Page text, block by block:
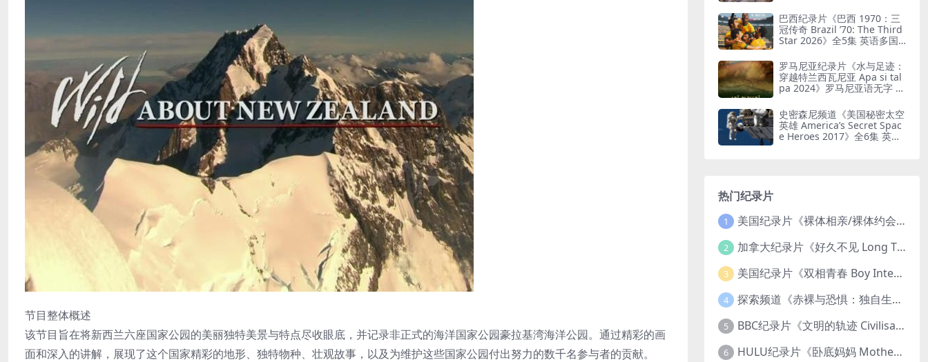
节目整体概述
该节目旨在将新西兰六座国家公园的美丽独特美景与特点尽收眼底，并记录非正式的海洋国家公园豪拉基湾海洋公园。通过精彩的画
面和深入的讲解，展现了这个国家精彩的地形、独特物种、壮观故事，以及为维护这些国家公园付出努力的数千名参与者的贡献。
巴西纪录片《巴西 1970：三
冠传奇 Brazil ’70: The Third
Star 2026》全5集 英语多国
足球队
罗马尼亚纪录片《水与足迹：
穿越特兰西瓦尼亚 Apa si tal
pa 2024》罗马尼亚语无字 无
史密森尼频道《美国秘密太空
英雄 America’s Secret Spac
e Heroes 2017》全6集 英语
热门纪录片
1 美国纪录片《裸体相亲/裸体约会 Dating Naked 2014-2016》第1-3季全33集 英语中英双字 无水印纯净版 1080P/MKV/85.6G 裸体相亲真人秀
2 加拿大纪录片《好久不见 Long Time Comin 1993》英语中英双字 官方纯净版 1080P/MKV/1G 女同性艺术家
3 美国纪录片《双相青春 Boy Interrupted 2009》英语中英双字 官方纯净版 1080P/MKV/1.43G 青少年躁郁症
4 探索频道《赤裸与恐惧：独自生存/赤裸荒野求生 Naked and Afraid: Solo 2023》第一季全8集 英语中英双字 官方纯净版 高码1080P/MKV/45.4G
5 BBC纪录片《文明的轨迹 Civilisations 1969》全13集 英语中英双字 高清收藏版 1080P/MKV/64.1G 西方艺术史话
6 HULU纪录片《卧底妈妈 Mother Undercover 2023》全4集 英语中英双字 官方纯净版 1080P/MKV/7.6G 拯救孩子